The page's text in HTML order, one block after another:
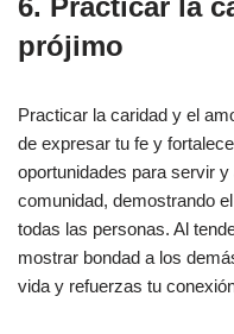
prójimo
Practicar la caridad y el
de expresar tu fe y
oportunidades para servir
comunidad, demostrando
todas las personas. Al
mostrar bondad a los
vida y refuerzas tu